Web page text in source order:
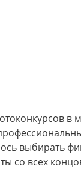
в
выбирать
со всех